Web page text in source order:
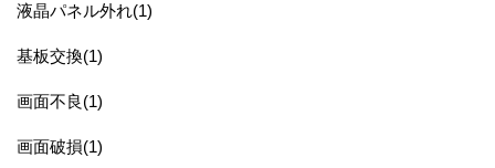
液晶パネル外れ(1)
基板交換(1)
画面不良(1)
画面破損(1)